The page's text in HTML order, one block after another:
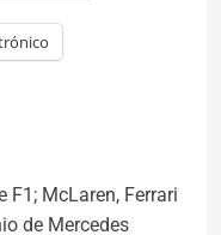
F1; McLaren, Ferrari
de Mercedes